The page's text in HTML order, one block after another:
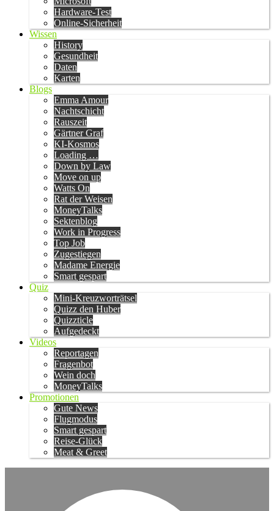
Hardware-Test
Online-Sicherheit
Wissen
History
Gesundheit
Daten
Karten
Blogs
Emma Amour
Nachtschicht
Rauszeit
Gärtner Graf
KI-Kosmos
Loading …
Down by Law
Move on up
Watts On
Rat der Weisen
MoneyTalks
Sektenblog
Work in Progress
Top Job
Zugestiegen
Madame Energie
Smart gespart
Quiz
Mini-Kreuzworträtsel
Quizz den Huber
Quizzticle
Aufgedeckt
Videos
Reportagen
Fragenbot
Wein doch
MoneyTalks
Promotionen
Gute News
Flugmodus
Smart gespart
Reise-Glück
Meat & Greet